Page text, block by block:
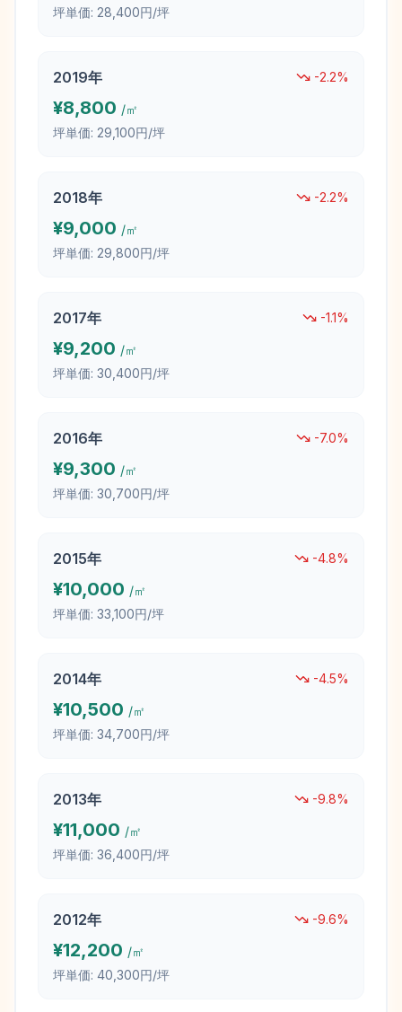
坪単価: 28,400円/坪
2019年 -2.2%
¥8,800 /㎡
坪単価: 29,100円/坪
2018年 -2.2%
¥9,000 /㎡
坪単価: 29,800円/坪
2017年 -1.1%
¥9,200 /㎡
坪単価: 30,400円/坪
2016年 -7.0%
¥9,300 /㎡
坪単価: 30,700円/坪
2015年 -4.8%
¥10,000 /㎡
坪単価: 33,100円/坪
2014年 -4.5%
¥10,500 /㎡
坪単価: 34,700円/坪
2013年 -9.8%
¥11,000 /㎡
坪単価: 36,400円/坪
2012年 -9.6%
¥12,200 /㎡
坪単価: 40,300円/坪